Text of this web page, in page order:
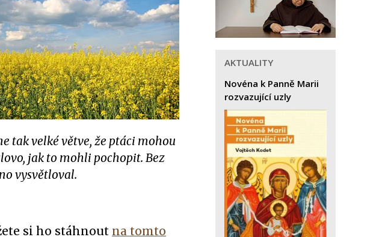
tak velké větve, že ptáci mohou
jak to mohli pochopit. Bez
vysvětloval.
si ho stáhnout na tomto
AKTUALITY
Novéna k Panně Marii
rozvazující uzly